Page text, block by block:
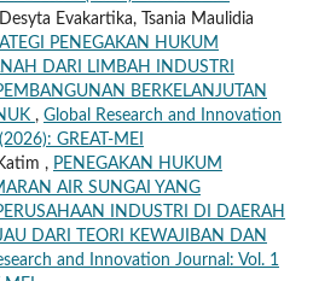
Evakartika, Tsania Maulidia
PENEGAKAN HUKUM
DARI LIMBAH INDUSTRI
BERKELANJUTAN
, Global Research and Innovation
GREAT-MEI
, PENEGAKAN HUKUM
AIR SUNGAI YANG
INDUSTRI DI DAERAH
DARI TEORI KEWAJIBAN DAN
and Innovation Journal: Vol. 1